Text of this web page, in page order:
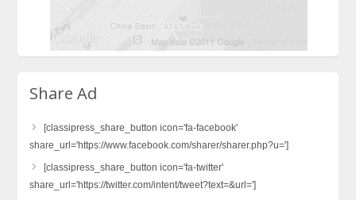
Share Ad
[classipress_share_button icon='fa-facebook'
share_url='https://www.facebook.com/sharer/sharer.php?u=']
[classipress_share_button icon='fa-twitter'
share_url='https://twitter.com/intent/tweet?text=&url=']